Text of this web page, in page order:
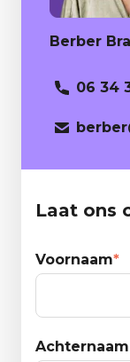
Berber
06 34
berber
Laat ons
Voornaam*
Achternaam